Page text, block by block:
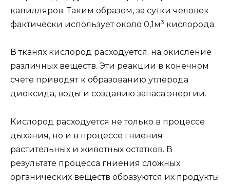
капилляров. Таким образом, за сутки человек
фактически использует около 0,1м3 кислорода.
В тканях кислород расходуется. на окисление
различных веществ. Эти реакции в конечном
счете приводят к образованию углерода
диоксида, воды и созданию запаса энергии.
Кислород расходуется не только в процессе
дыхания, но и в процессе гниения
растительных и животных остатков. В
результате процесса гниения сложных
органических веществ образуются их продукты